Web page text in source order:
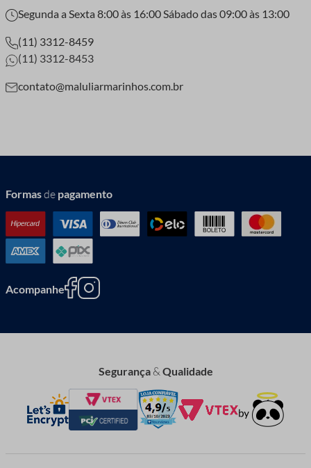
Segunda a Sexta 8:00 às 16:00 Sábado das 09:00 às 13:00
(11) 3312-8459
(11) 3312-8453
contato@maluliarmarinhos.com.br
Formasde pagamento
Acompanhe
Segurança&Qualidade